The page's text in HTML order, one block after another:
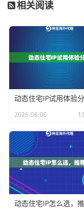
在手动代理配
勾选"对所有协
打开神龙控制
注意！配置完成后
连续用同一IP提交数
据
忽略IP地理位置
相关阅读
动态住宅IP试用体验
2026-08-06